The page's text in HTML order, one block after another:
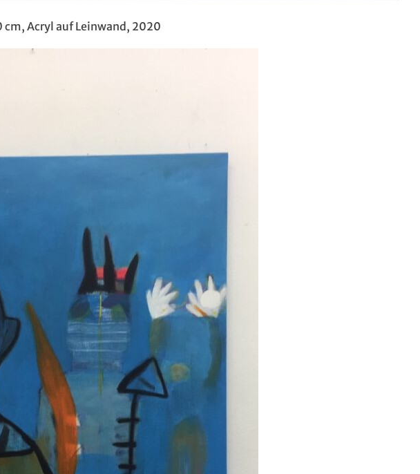
cm, Acryl auf Leinwand, 2020